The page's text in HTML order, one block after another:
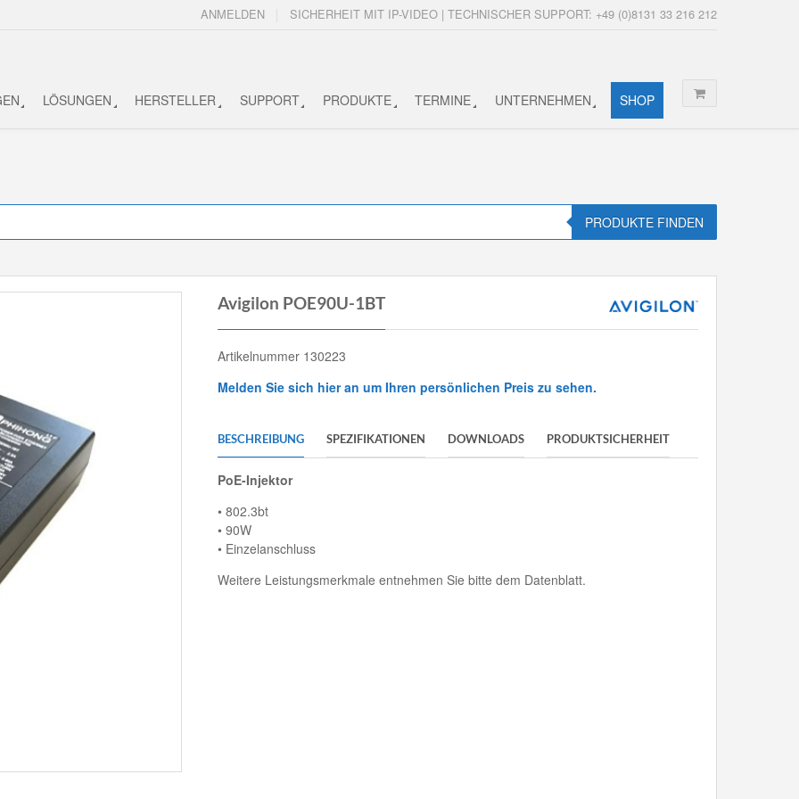
SICHERHEIT MIT IP-VIDEO | TECHNISCHER SUPPORT: +49 (0)8131 33 216 212
ANMELDEN
LÖSUNGEN HERSTELLER SUPPORT PRODUKTE TERMINE UNTERNEHMEN SHOP
PRODUKTE FINDEN
Avigilon POE90U-1BT
Artikelnummer 130223
Melden Sie sich hier an um Ihren persönlichen Preis zu sehen.
BESCHREIBUNG SPEZIFIKATIONEN DOWNLOADS PRODUKTSICHERHEIT
PoE-Injektor
• 802.3bt
• 90W
• Einzelanschluss
Weitere Leistungsmerkmale entnehmen Sie bitte dem Datenblatt.